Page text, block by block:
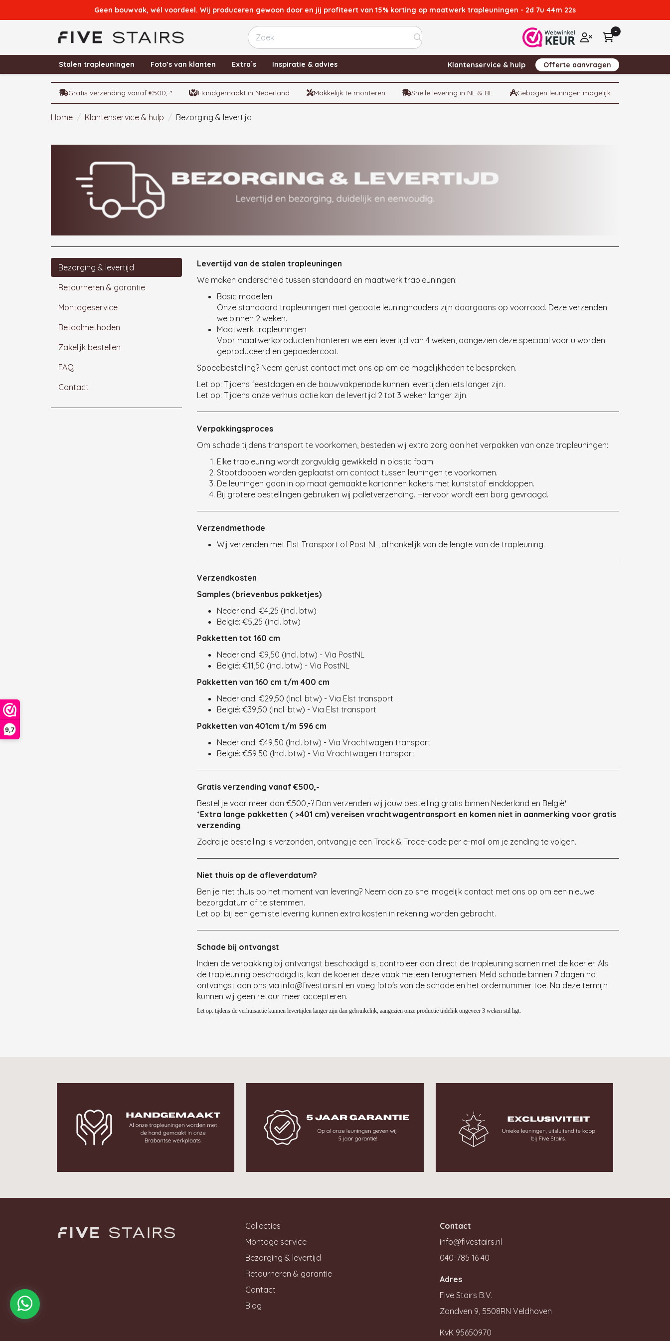
9,7
Geen bouwvak, wél voordeel. Wij produceren gewoon door en jij profiteert van 15% korting op maatwerk trapleuningen -2d 7u 44m 21s
Test -
Winkelwagen
Stalen trapleuningen Foto’s van klanten Extra´s Inspiratie & advies Klantenservice & hulp Offerte aanvragen
Gratis verzending vanaf €500,-* Handgemaakt in Nederland Makkelijk te monteren Snelle levering in NL & BE Gebogen leuningen mogelijk
Home / Klantenservice & hulp / Bezorging & levertijd
Bezorging & levertijd
Bezorging & levertijd
Retourneren & garantie
Montageservice
Betaalmethoden
Zakelijk bestellen
FAQ
Contact
Levertijd van de stalen trapleuningen
We maken onderscheid tussen standaard en maatwerk trapleuningen:
Basic modellen
Onze standaard trapleuningen met gecoate leuninghouders zijn doorgaans op voorraad. Deze verzenden
we binnen 2 weken.
Maatwerk trapleuningen
Voor maatwerkproducten hanteren we een levertijd van 4 weken, aangezien deze speciaal voor u worden
geproduceerd en gepoedercoat.
Spoedbestelling? Neem gerust contact met ons op om de mogelijkheden te bespreken.
Let op: Tijdens feestdagen en de bouwvakperiode kunnen levertijden iets langer zijn.
Let op: Tijdens onze verhuis actie kan de levertijd 2 tot 3 weken langer zijn.
Verpakkingsproces
Om schade tijdens transport te voorkomen, besteden wij extra zorg aan het verpakken van onze trapleuningen:
Elke trapleuning wordt zorgvuldig gewikkeld in plastic foam.
Stootdoppen worden geplaatst om contact tussen leuningen te voorkomen.
De leuningen gaan in op maat gemaakte kartonnen kokers met kunststof einddoppen.
Bij grotere bestellingen gebruiken wij palletverzending. Hiervoor wordt een borg gevraagd.
Verzendmethode
Wij verzenden met Elst Transport of Post NL, afhankelijk van de lengte van de trapleuning.
Verzendkosten
Samples (brievenbus pakketjes)
Nederland: €4,25 (incl. btw)
België: €5,25 (incl. btw)
Pakketten tot 160 cm
Nederland: €9,50 (incl. btw) - Via PostNL
België: €11,50 (incl. btw) - Via PostNL
Pakketten van 160 cm t/m 400 cm
Nederland: €29,50 (Incl. btw) - Via Elst transport
België: €39,50 (Incl. btw) - Via Elst transport
Pakketten van 401cm t/m 596 cm
Nederland: €49,50 (Incl. btw) - Via Vrachtwagen transport
België: €59,50 (Incl. btw) - Via Vrachtwagen transport
Gratis verzending vanaf €500,-
Bestel je voor meer dan €500,-? Dan verzenden wij jouw bestelling gratis binnen Nederland en België*
*Extra lange pakketten ( >401 cm) vereisen vrachtwagentransport en komen niet in aanmerking voor gratis
verzending
Zodra je bestelling is verzonden, ontvang je een Track & Trace-code per e-mail om je zending te volgen.
Niet thuis op de afleverdatum?
Ben je niet thuis op het moment van levering? Neem dan zo snel mogelijk contact met ons op om een nieuwe
bezorgdatum af te stemmen.
Let op: bij een gemiste levering kunnen extra kosten in rekening worden gebracht.
Schade bij ontvangst
Indien de verpakking bij ontvangst beschadigd is, controleer dan direct de trapleuning samen met de koerier. Als
de trapleuning beschadigd is, kan de koerier deze vaak meteen terugnemen. Meld schade binnen 7 dagen na
ontvangst aan ons via info@fivestairs.nl en voeg foto's van de schade en het ordernummer toe. Na deze termijn
kunnen wij geen retour meer accepteren.
Let op: tijdens de verhuisactie kunnen levertijden langer zijn dan gebruikelijk, aangezien onze productie tijdelijk ongeveer 3 weken stil ligt.
Collecties
Montage service
Bezorging & levertijd
Retourneren & garantie
Contact
Blog
Contact
info@fivestairs.nl
040-785 16 40
Adres
Five Stairs B.V.
Zandven 9, 5508RN Veldhoven
KvK 95650970